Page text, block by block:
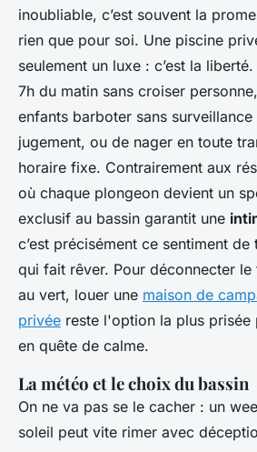
inoubliable, c’est souvent la
rien que pour soi. Une piscine
seulement un luxe : c’est la
7h du matin sans croiser
enfants barboter sans surveillance
jugement, ou de nager en toute
horaire fixe. Contrairement aux
où chaque plongeon devient un
exclusif au bassin garantit une
c’est précisément ce sentiment
qui fait rêver. Pour déconnecter le
au vert, louer une maison de
privée reste l'option la plus prisée
en quête de calme.
La météo et le choix du bassin
On ne va pas se le cacher : un
soleil peut vite rimer avec